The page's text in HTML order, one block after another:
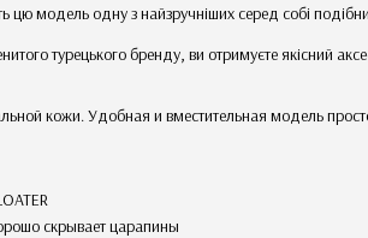
цю модель одну з найзручніших серед собі
турецького бренду, ви отримуєте якісний
кожи. Удобная и вместительная модель
скрывает царапины